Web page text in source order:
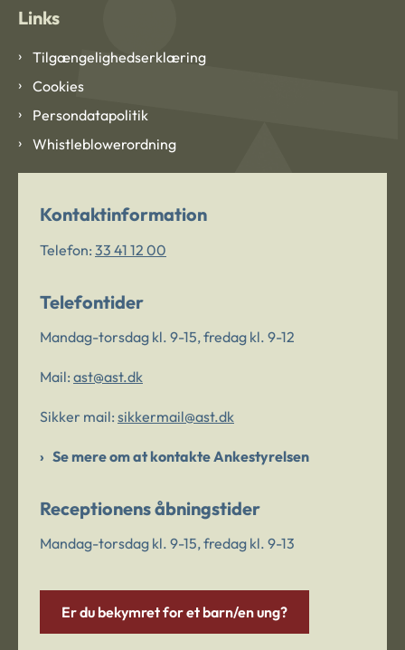
Links
Tilgængelighedserklæring
Cookies
Persondatapolitik
Whistleblowerordning
Kontaktinformation
Telefon: 33 41 12 00
Telefontider
Mandag-torsdag kl. 9-15, fredag kl. 9-12
Mail: ast@ast.dk
Sikker mail: sikkermail@ast.dk
Se mere om at kontakte Ankestyrelsen
Receptionens åbningstider
Mandag-torsdag kl. 9-15, fredag kl. 9-13
Er du bekymret for et barn/en ung?